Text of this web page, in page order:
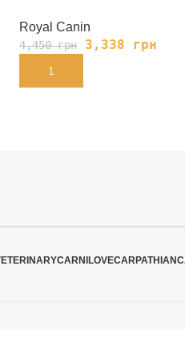
Royal Canin
4,450грн 3,338 грн
В КОРЗИНУ
CARNILOVECARPATHIAN